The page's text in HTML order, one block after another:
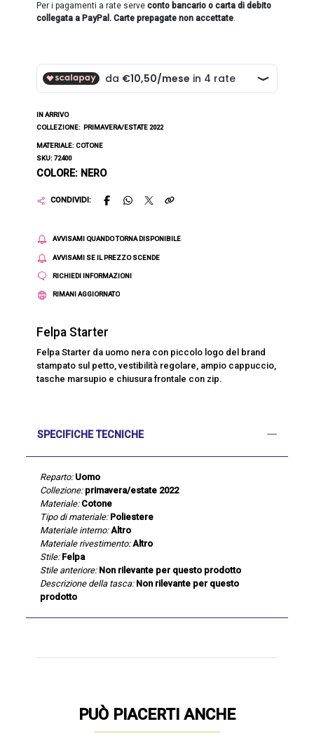
Per i pagamenti a rate serveconto bancario o carta di debito
collegata a PayPal. Carte prepagate non accettate.
IN ARRIVO
COLLEZIONE: PRIMAVERA/ESTATE 2022
MATERIALE: COTONE
SKU: 72400
COLORE: NERO
CONDIVIDI:
AVVISAMI QUANDO TORNA DISPONIBILE
AVVISAMI SE IL PREZZO SCENDE
RICHIEDI INFORMAZIONI
RIMANI AGGIORNATO
Felpa Starter
Felpa Starter da uomo nera con piccolo logo del brand
stampato sul petto, vestibilità regolare, ampio cappuccio,
tasche marsupio e chiusura frontale con zip.
SPECIFICHE TECNICHE
Reparto: Uomo
Collezione: primavera/estate 2022
Materiale: Cotone
Tipo di materiale: Poliestere
Materiale interno: Altro
Materiale rivestimento: Altro
Stile: Felpa
Stile anteriore: Non rilevante per questo prodotto
Descrizione della tasca: Non rilevante per questo
prodotto
PUÒ PIACERTI ANCHE